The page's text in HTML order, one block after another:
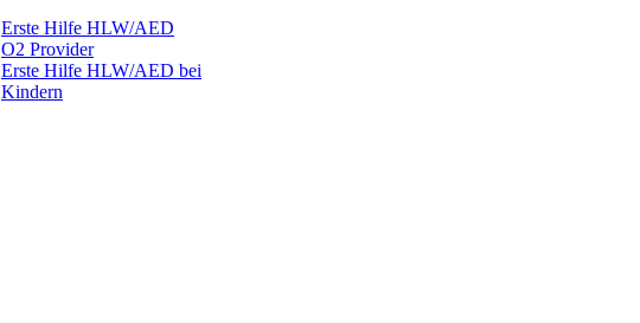
Erste Hilfe HLW/AED
O2 Provider
Erste Hilfe HLW/AED bei
Kindern